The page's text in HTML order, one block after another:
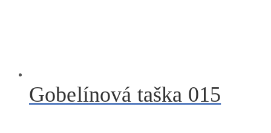
Gobelínová taška 015